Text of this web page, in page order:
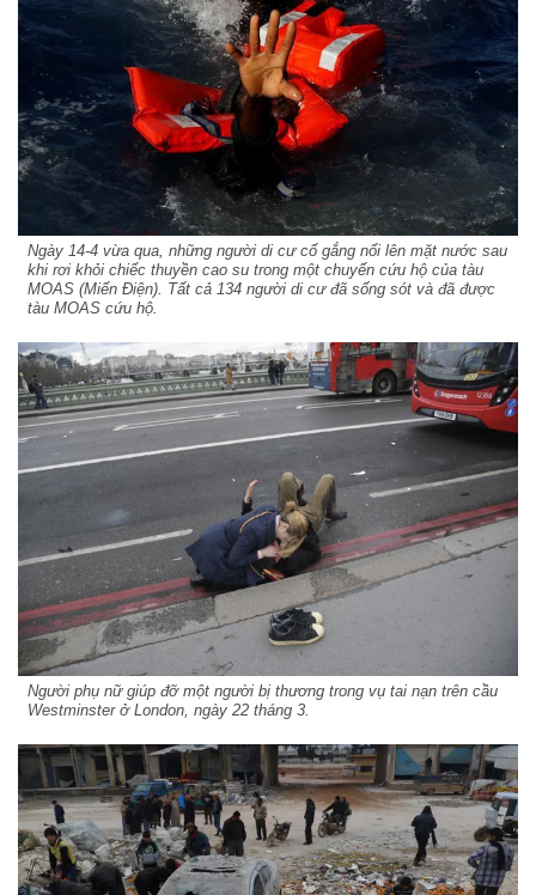
Ngày 14-4 vừa qua, những người di cư cố gắng nổi lên mặt nước sau
khi rơi khỏi chiếc thuyền cao su trong một chuyến cứu hộ của tàu
MOAS (Miến Điện). Tất cả 134 người di cư đã sống sót và đã được
tàu MOAS cứu hộ.
Người phụ nữ giúp đỡ một người bị thương trong vụ tai nạn trên cầu
Westminster ở London, ngày 22 tháng 3.